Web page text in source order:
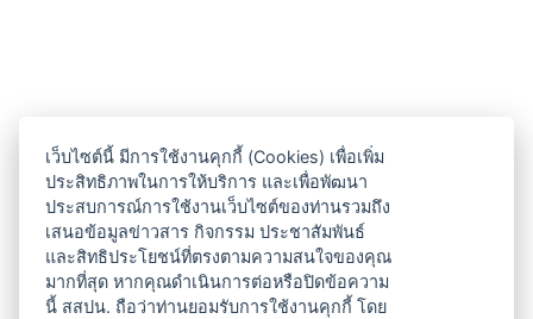
เว็บไซต์นี้ มีการใช้งานคุกกี้ (Cookies) เพื่อเพิ่ม
ประสิทธิภาพในการให้บริการ และเพื่อพัฒนา
ประสบการณ์การใช้งานเว็บไซต์ของท่านรวมถึง
เสนอข้อมูลข่าวสาร กิจกรรม ประชาสัมพันธ์
และสิทธิประโยชน์ที่ตรงตามความสนใจของคุณ
มากที่สุด หากคุณดำเนินการต่อหรือปิดข้อความ
นี้ สสปน. ถือว่าท่านยอมรับการใช้งานคุกกี้ โดย